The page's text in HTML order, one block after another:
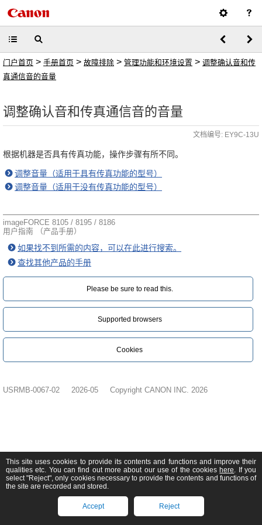
门户首页 > 手册首页 > 故障排除 > 管理功能和环境设置 > 调整确认音和传
真通信音的音量
调整确认音和传真通信音的音量
文档编号: EY9C-13U
根据机器是否具有传真功能，操作步骤有所不同。
调整音量（适用于具有传真功能的型号）
调整音量（适用于没有传真功能的型号）
imageFORCE 8105 / 8195 / 8186
用户指南 （产品手册）
如果找不到所需的内容，可以在此进行搜索。
查找其他产品的手册
Please be sure to read this.‎
Supported browsers
Cookies
USRMB-0067-02 2026-05 Copyright CANON INC. 2026
This site uses cookies to provide its contents and functions and improve their
qualities etc. You can find out more about our use of the cookies here. If you
select "Reject", only cookies necessary to provide the contents and functions of
the site are recorded and stored.
Accept Reject